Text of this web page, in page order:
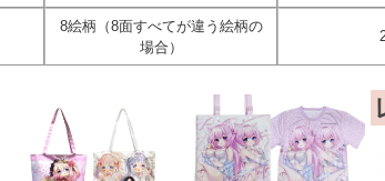
8絵柄（8面すべてが違う絵柄の
場合）